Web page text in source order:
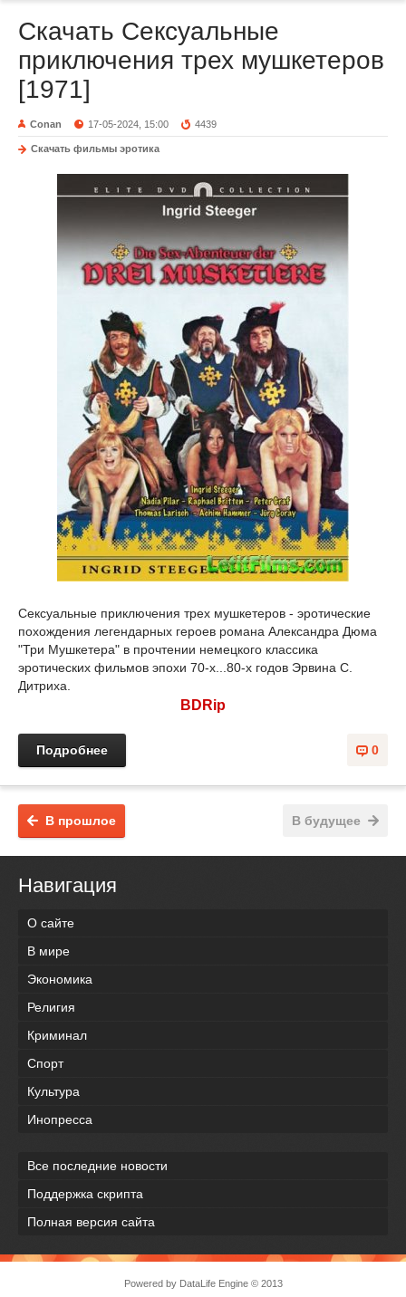
Скачать Сексуальные
приключения трех мушкетеров
[1971]
Conan 17-05-2024, 15:00 4439
Скачать фильмы эротика
Сексуальные приключения трех мушкетеров - эротические
похождения легендарных героев романа Александра Дюма
"Три Мушкетера" в прочтении немецкого классика
эротических фильмов эпохи 70-х...80-х годов Эрвина С.
Дитриха.
BDRip
0
Подробнее
В будущее
В прошлое
Навигация
О сайте
В мире
Экономика
Религия
Криминал
Спорт
Культура
Инопресса
Все последние новости
Поддержка скрипта
Полная версия сайта
Powered by DataLife Engine© 2013